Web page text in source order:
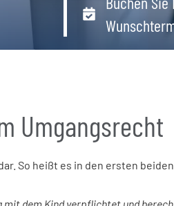
Umgangsrecht
So heißt es in den ersten beiden